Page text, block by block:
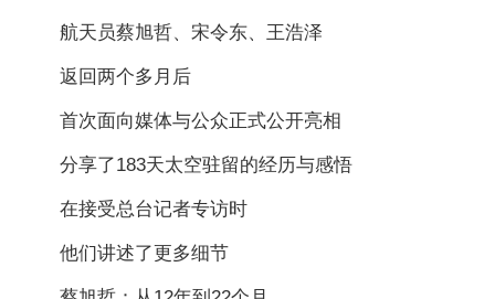
航天员蔡旭哲、宋令东、王浩泽
返回两个多月后
首次面向媒体与公众正式公开亮相
分享了183天太空驻留的经历与感悟
在接受总台记者专访时
他们讲述了更多细节